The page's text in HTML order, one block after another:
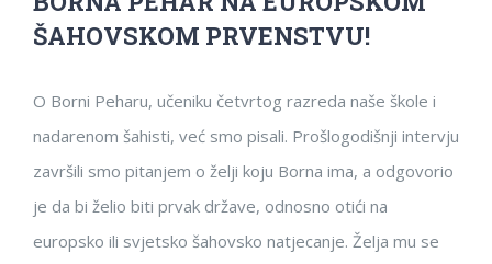
ŠAHOVSKOM PRVENSTVU!
O Borni Peharu, učeniku četvrtog razreda naše škole i
nadarenom šahisti, već smo pisali. Prošlogodišnji intervju
završili smo pitanjem o želji koju Borna ima, a odgovorio
je da bi želio biti prvak države, odnosno otići na
europsko ili svjetsko šahovsko natjecanje. Želja mu se